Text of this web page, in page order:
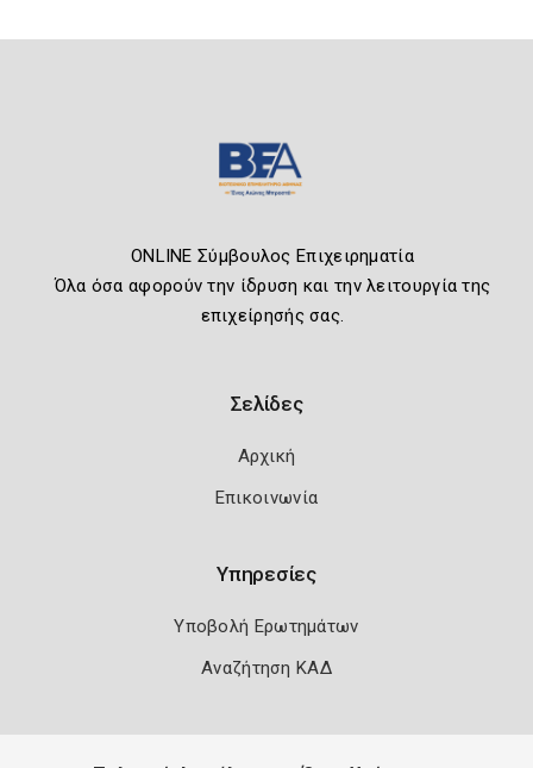
ONLINE Σύμβουλος Επιχειρηματία
Όλα όσα αφορούν την ίδρυση και την λειτουργία της
επιχείρησής σας.
Σελίδες
Αρχική
Επικοινωνία
Υπηρεσίες
Υποβολή Ερωτημάτων
Αναζήτηση ΚΑΔ